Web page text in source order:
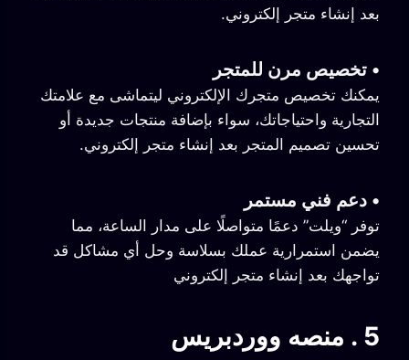
بعد إنشاء متجر إلكتروني.
• تخصيص مرن للمتجر
يمكنك تخصيص متجرك الإلكتروني ليتماشى مع علامتك
التجارية واحتياجاتك، سواء بإضافة منتجات جديدة أو
تحسين تصميم المتجر بعد إنشاء متجر إلكتروني.
• دعم فني مستمر
توفر “ويلت” دعمًا متواصلًا على مدار الساعة، مما
يضمن استمرارية عملك بسلاسة وحل أي مشاكل قد
تواجهك بعد إنشاء متجر إلكتروني
5 . منصه ووردبريس